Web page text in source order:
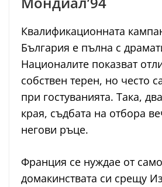
Квалификационната
България е пълна с
Националите показват
собствен терен, но често
при гостуванията. Така,
края, съдбата на отбора
негови ръце.
Франция се нуждае от
домакинствата си срещу